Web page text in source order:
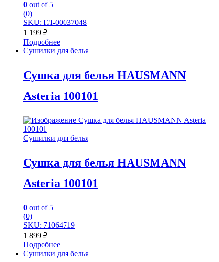
0 out of 5
(0)
SKU: ГЛ-00037048
1 199 ₽
Подробнее
Сушилки для белья
Сушка для белья HAUSMANN
Asteria 100101
Сушилки для белья
Сушка для белья HAUSMANN
Asteria 100101
0 out of 5
(0)
SKU: 71064719
1 899 ₽
Подробнее
Сушилки для белья